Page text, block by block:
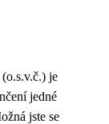
je
jedné
jste se